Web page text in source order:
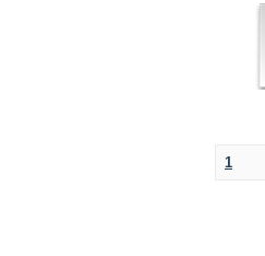
1